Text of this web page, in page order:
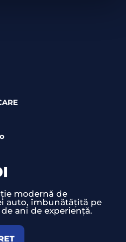
modernă de
auto, îmbunătățită pe
ani de experiență.